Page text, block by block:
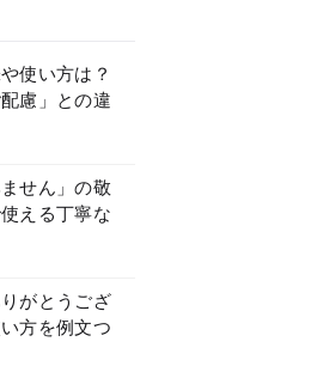
使い方は？
慮」との違
せん」の敬
える丁寧な
がとうござ
方を例文つ